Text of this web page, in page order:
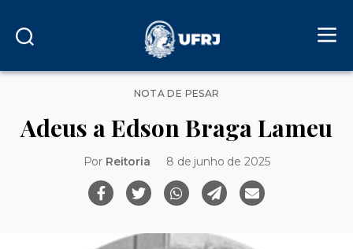
Categorias
NOTA DE PESAR
Adeus a Edson Braga Lameu
Por Reitoria 8 de junho de 2025